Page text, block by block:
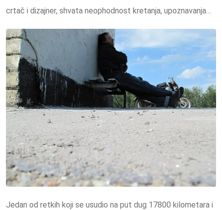
crtač i dizajner, shvata neophodnost kretanja, upoznavanja…
Jedan od retkih koji se usudio na put dug 17800 kilometara i